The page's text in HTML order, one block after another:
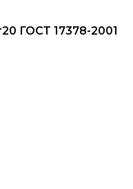
ГОСТ 17378-2001